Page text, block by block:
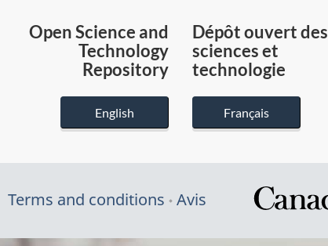
du
Canada
Open Science and
Technology
Repository
English
Dépôt ouvert des
sciences et
technologie
Français
Terms and conditions Avis